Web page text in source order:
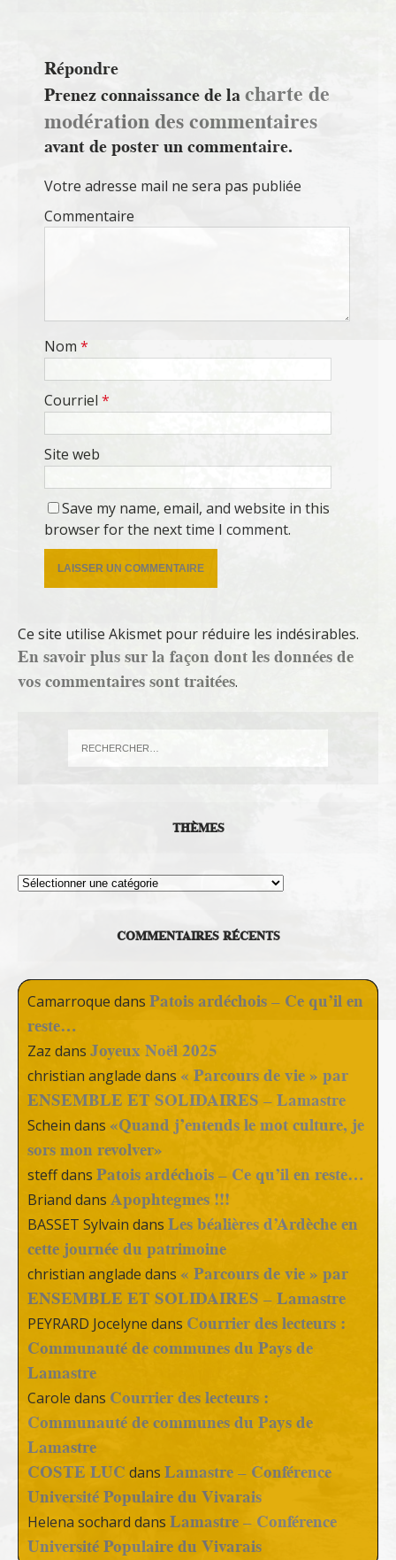
Répondre
Prenez connaissance de lacharte de
modération des commentaires
avant de poster un commentaire.
Votre adresse mail ne sera pas publiée
Commentaire
Nom *
Courriel *
Site web
Save my name, email, and website in this
browser for the next time I comment.
Ce site utilise Akismet pour réduire les indésirables.
En savoir plus sur la façon dont les données de
vos commentaires sont traitées.
THÈMES
Thèmes
COMMENTAIRES RÉCENTS
Camarroque dans Patois ardéchois – Ce qu’il en
reste…
Zaz dans Joyeux Noël 2025
christian anglade dans « Parcours de vie » par
ENSEMBLE ET SOLIDAIRES – Lamastre
Schein dans «Quand j’entends le mot culture, je
sors mon revolver»
steffdans Patois ardéchois – Ce qu’il en reste…
Briand dans Apophtegmes !!!
BASSET Sylvain dans Les béalières d’Ardèche en
cette journée du patrimoine
christian anglade dans « Parcours de vie » par
ENSEMBLE ET SOLIDAIRES – Lamastre
PEYRARD Jocelyne dans Courrier des lecteurs :
Communauté de communes du Pays de
Lamastre
Carole dans Courrier des lecteurs :
Communauté de communes du Pays de
Lamastre
COSTE LUC dans Lamastre – Conférence
Université Populaire du Vivarais
Helena sochard dans Lamastre – Conférence
Université Populaire du Vivarais